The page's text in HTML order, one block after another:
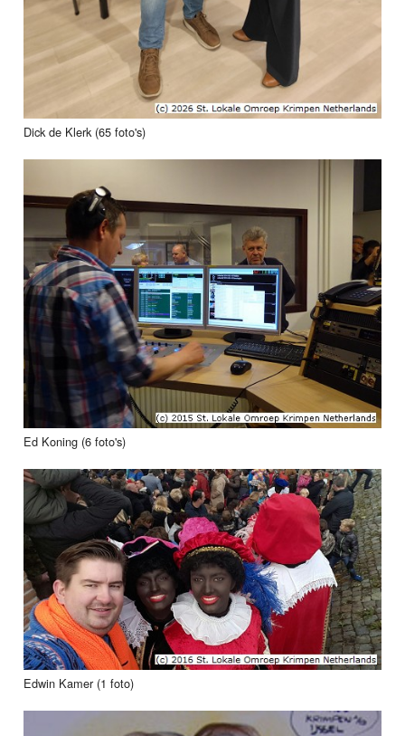
Dick de Klerk (65 foto's)
Ed Koning (6 foto's)
Edwin Kamer (1 foto)